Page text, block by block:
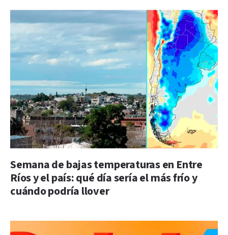
Semana de bajas temperaturas en Entre
Ríos y el país: qué día sería el más frío y
cuándo podría llover